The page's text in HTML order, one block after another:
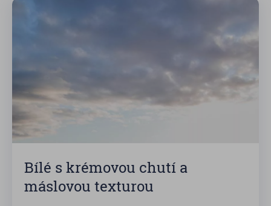
Bílé s krémovou chutí a
máslovou texturou